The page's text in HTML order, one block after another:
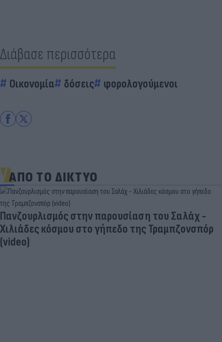
Διάβασε περισσότερα
Οικονομία δόσεις φορολογούμενοι
ΑΠΟ ΤΟ ΔΙΚΤΥΟ
Πανζουρλισμός στην παρουσίαση του Σαλάχ -
Χιλιάδες κόσμου στο γήπεδο της Τραμπζονσπόρ
(video)